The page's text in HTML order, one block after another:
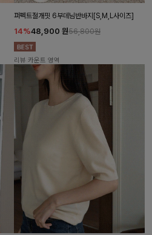
퍼펙트절개핏 6부데님반바지[S,M,L사이즈]
14%48,900 원56,800원
리뷰 카운트 영역